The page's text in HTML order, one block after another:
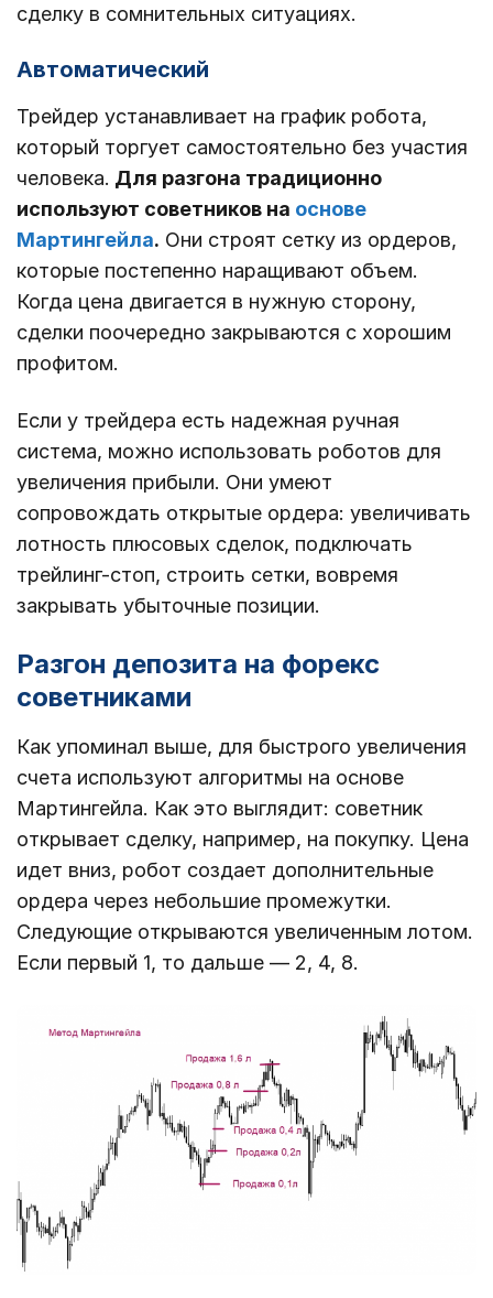
сделку в сомнительных ситуациях.
Автоматический
Трейдер устанавливает на график робота,
который торгует самостоятельно без участия
человека. Для разгона традиционно
используют советников на основе
Мартингейла. Они строят сетку из ордеров,
которые постепенно наращивают объем.
Когда цена двигается в нужную сторону,
сделки поочередно закрываются с хорошим
профитом.
Если у трейдера есть надежная ручная
система, можно использовать роботов для
увеличения прибыли. Они умеют
сопровождать открытые ордера: увеличивать
лотность плюсовых сделок, подключать
трейлинг-стоп, строить сетки, вовремя
закрывать убыточные позиции.
Разгон депозита на форекс
советниками
Как упоминал выше, для быстрого увеличения
счета используют алгоритмы на основе
Мартингейла. Как это выглядит: советник
открывает сделку, например, на покупку. Цена
идет вниз, робот создает дополнительные
ордера через небольшие промежутки.
Следующие открываются увеличенным лотом.
Если первый 1, то дальше ― 2, 4, 8.